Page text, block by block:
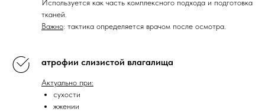
Используется как часть комплексного подхода и подготовка
тканей.
Важно: тактика определяется врачом после осмотра.
атрофии слизистой влагалища
Актуально при:
сухости
жжении